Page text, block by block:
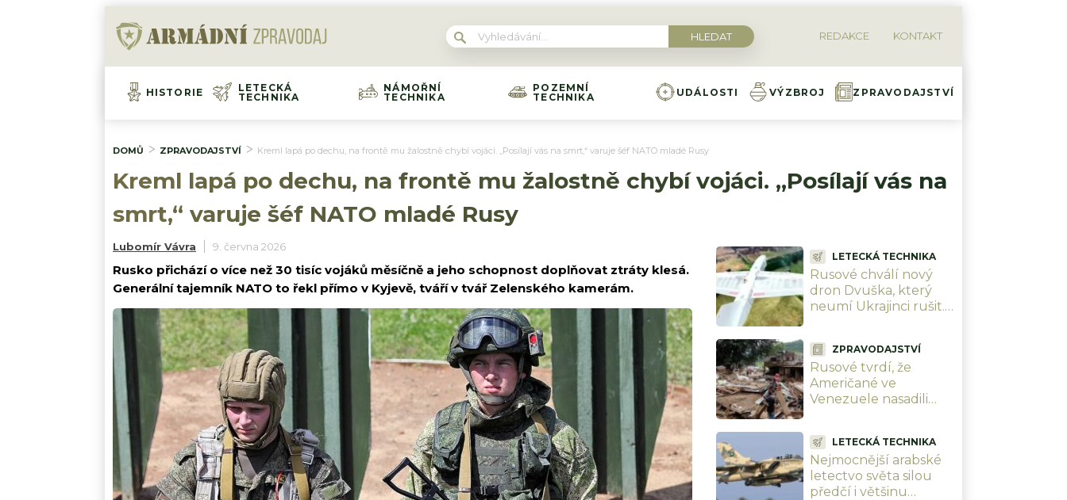
REDAKCE KONTAKT
HISTORIE
LETECKÁ
TECHNIKA
NÁMOŘNÍ
TECHNIKA
POZEMNÍ
TECHNIKA
UDÁLOSTI VÝZBROJ ZPRAVODAJSTVÍ
DOMŮ ZPRAVODAJSTVÍ Kreml lapá po dechu, na frontě mu žalostně chybí vojáci. „Posílají vás na smrt,“ varuje šéf NATO mladé Rusy
Kreml lapá po dechu, na frontě mu žalostně chybí vojáci. „Posílají vás na
smrt,“ varuje šéf NATO mladé Rusy
Lubomír Vávra 9. června 2026
Rusko přichází o více než 30 tisíc vojáků měsíčně a jeho schopnost doplňovat ztráty klesá.
Generální tajemník NATO to řekl přímo v Kyjevě, tváří v tvář Zelenského kamerám.
LETECKÁ TECHNIKA
Rusové chválí nový
dron Dvuška, který
neumí Ukrajinci rušit.
nedalo práci
ZPRAVODAJSTVÍ
Rusové tvrdí, že
Američané ve
Venezuele nasadili
a USA do 24 hodin
zrušily sankce
LETECKÁ TECHNIKA
Nejmocnější arabské
letectvo světa silou
předčí i většinu